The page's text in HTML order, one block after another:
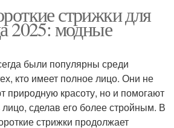
стрижки для
2025: модные
были популярны среди
кто имеет полное лицо. Они не
природную красоту, но и помогают
лицо, сделав его более стройным. В
стрижки продолжает